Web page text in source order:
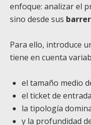
enfoque: analizar el
sino desde sus
Para ello, introduce
tiene en cuenta
el tamaño medio
el ticket de
la tipología
y la profundidad